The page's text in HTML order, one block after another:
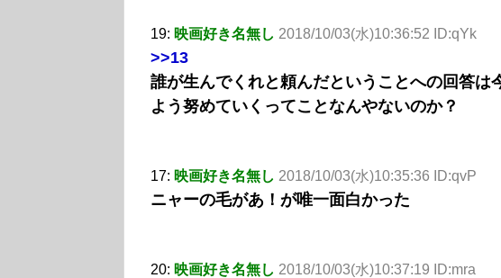
19: 映画好き名無し 2018/10/03(水)10:36:52 ID:qYk
>>13
誰が生んでくれと頼んだということへの回答は
よう努めていくってことなんやないのか？
17: 映画好き名無し 2018/10/03(水)10:35:36 ID:qvP
ニャーの毛があ！が唯一面白かった
20: 映画好き名無し 2018/10/03(水)10:37:19 ID:mra